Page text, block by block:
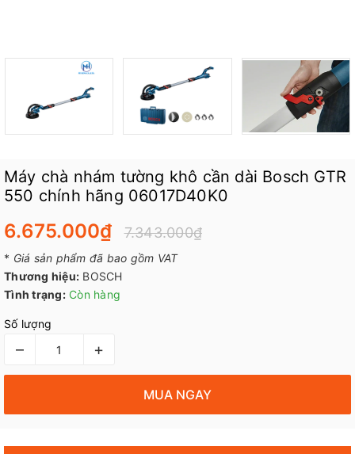
Máy chà nhám tường khô cần dài Bosch GTR
550 chính hãng 06017D40K0
6.675.000₫ 7.343.000₫
* Giá sản phẩm đã bao gồm VAT
Thương hiệu: BOSCH
Tình trạng: Còn hàng
Số lượng
– +
MUA NGAY